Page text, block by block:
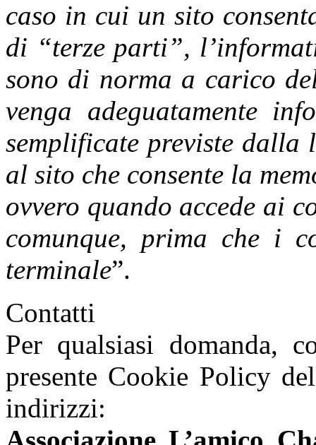
caso in cui un sito
di “terze parti”,
sono di norma a carico
venga adeguatamente
semplificate previste dalla
al sito che consente la
ovvero quando accede ai
comunque, prima che i
terminale”.
Contatti
Per qualsiasi domanda,
presente Cookie Policy
indirizzi: